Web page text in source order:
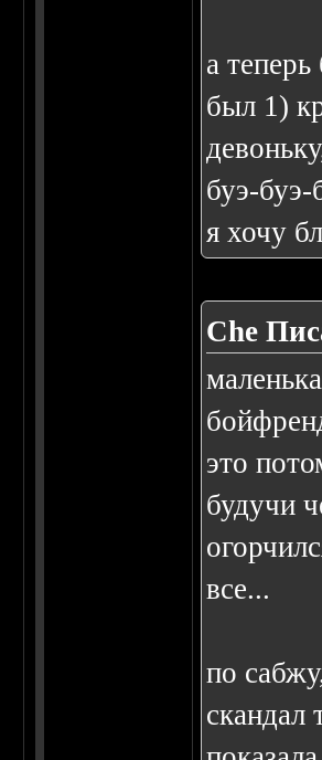
а
был 1)
буэ-
я хочу
Che
это
будучи
все...
по
скандал